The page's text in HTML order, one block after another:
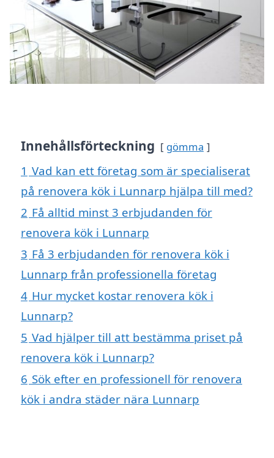
Innehållsförteckning gömma
1 Vad kan ett företag som är specialiserat
på renovera kök i Lunnarp hjälpa till med?
2 Få alltid minst 3 erbjudanden för
renovera kök i Lunnarp
3 Få 3 erbjudanden för renovera kök i
Lunnarp från professionella företag
4 Hur mycket kostar renovera kök i
Lunnarp?
5 Vad hjälper till att bestämma priset på
renovera kök i Lunnarp?
6 Sök efter en professionell för renovera
kök i andra städer nära Lunnarp